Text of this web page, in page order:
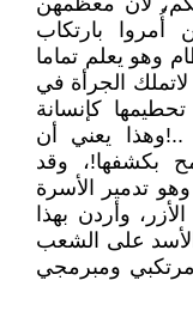
أُمروا بارتكاب
وهو يعلم تماما
لاتملك الجرأة في
كإنسانة
يعني أن
بكشفها!، وقد
تدمير الأسرة
وأردن بهذا
الأسد على الشعب
ومبرمجي